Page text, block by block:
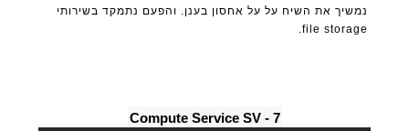
נמשיך את השיח על על אחסון בענן. והפעם נתמקד בשירותי
file storage.
7 - Compute Service SV